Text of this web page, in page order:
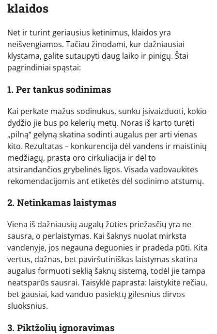
klaidos
Net ir turint geriausius ketinimus, klaidos yra
neišvengiamos. Tačiau žinodami, kur dažniausiai
klystama, galite sutaupyti daug laiko ir pinigų. Štai
pagrindiniai spąstai:
1. Per tankus sodinimas
Kai perkate mažus sodinukus, sunku įsivaizduoti, kokio
dydžio jie bus po kelerių metų. Noras iš karto turėti
„pilną“ gėlyną skatina sodinti augalus per arti vienas
kito. Rezultatas – konkurencija dėl vandens ir maistinių
medžiagų, prasta oro cirkuliacija ir dėl to
atsirandančios grybelinės ligos. Visada vadovaukitės
rekomendacijomis ant etiketės dėl sodinimo atstumų.
2. Netinkamas laistymas
Viena iš dažniausių augalų žūties priežasčių yra ne
sausra, o perlaistymas. Kai šaknys nuolat mirksta
vandenyje, jos negauna deguonies ir pradeda pūti. Kita
vertus, dažnas, bet paviršutiniškas laistymas skatina
augalus formuoti seklią šaknų sistemą, todėl jie tampa
neatsparūs sausrai. Taisyklė paprasta: laistykite rečiau,
bet gausiai, kad vanduo pasiektų gilesnius dirvos
sluoksnius.
3. Piktžolių ignoravimas